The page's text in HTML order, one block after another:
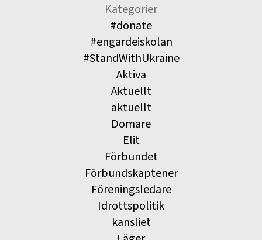
Kategorier
#donate
#engardeiskolan
#StandWithUkraine
Aktiva
Aktuellt
aktuellt
Domare
Elit
Förbundet
Förbundskaptener
Föreningsledare
Idrottspolitik
kansliet